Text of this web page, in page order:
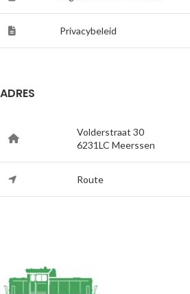
Privacybeleid
ADRES
Volderstraat 30
6231LC Meerssen
Route